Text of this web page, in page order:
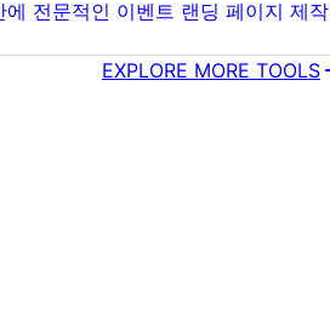
에 전문적인 이벤트 랜딩 페이지 제작
EXPLORE MORE TOOLS